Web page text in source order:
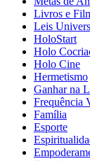
Livros e
Leis
HoloStart
Holo
Holo Cine
Hermetismo
Ganhar na
Frequência
Família
Esporte